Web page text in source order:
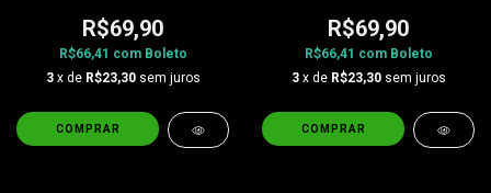
R$69,90
R$66,41 com Boleto
3 x de R$23,30 sem juros
COMPRAR
R$69,90
R$66,41 com Boleto
3 x de R$23,30 sem juros
COMPRAR